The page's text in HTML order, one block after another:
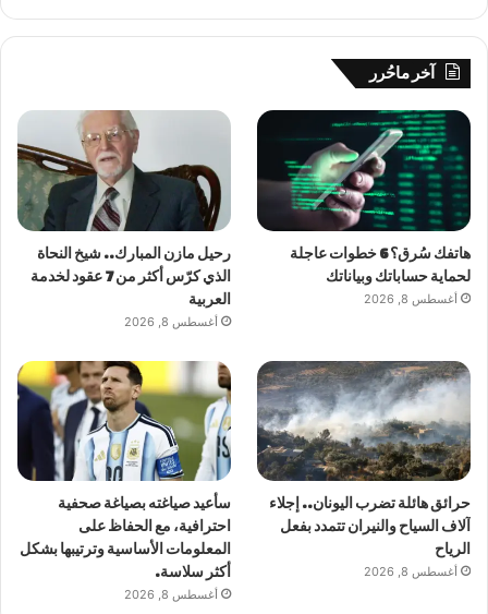
آخر ماحُرر
هاتفك سُرق؟ 6 خطوات عاجلة
لحماية حساباتك وبياناتك
أغسطس 8, 2026
رحيل مازن المبارك.. شيخ النحاة
الذي كرّس أكثر من 7 عقود لخدمة
العربية
أغسطس 8, 2026
حرائق هائلة تضرب اليونان.. إجلاء
آلاف السياح والنيران تتمدد بفعل
الرياح
أغسطس 8, 2026
سأعيد صياغته بصياغة صحفية
احترافية، مع الحفاظ على
المعلومات الأساسية وترتيبها بشكل
أكثر سلاسة.
أغسطس 8, 2026